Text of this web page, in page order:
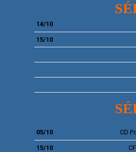
14/10
15/10
05/10 CD
15/10